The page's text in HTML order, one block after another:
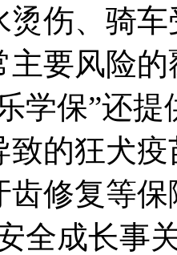
烫伤、骑
主要风险的
学保”还
致的狂犬
齿修复等
全成长事